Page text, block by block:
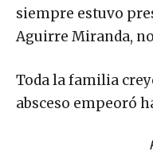
siempre estuvo
Aguirre Miranda,
Toda la familia
absceso empeoró